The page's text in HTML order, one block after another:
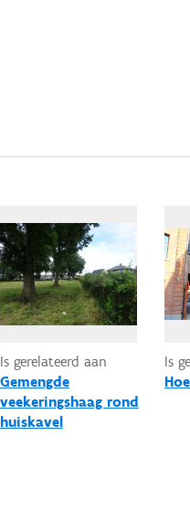
Is gerelateerd aan
Gemengde
veekeringshaag rond
huiskavel
Is